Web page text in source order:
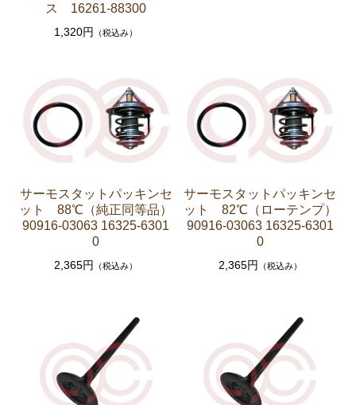
ブレーキパーツ（マスターシリンダー リペアキッ
ト ホース など）
ステアリングパーツ（各種リペアキット ラックブー
ツ ラックエンド タイロッドエンド など）
足回りパーツ（アッパーマウント ベアリング ボールジ
ョイント ブッシュ類 など）
燃料パーツ（ポンプ フィルター ダンパー センダ
ーゲージ ホースなど）
駆動パーツ（センターサポートベアリング ドライブ
スープラ GA70 GA70H MA70 JZA70
エンジンパーツ 7M-GTEU MA70
エンジンパーツ 1JZ-GTE JZA70
ス 16261-88300
1,320円 （税込み）
サーモスタットパッキンセ
ット 88℃（純正同等品）
90916-03063 16325-6301
0
2,365円 （税込み）
サーモスタットパッキンセ
ット 82℃（ローテンプ）
90916-03063 16325-6301
0
2,365円 （税込み）